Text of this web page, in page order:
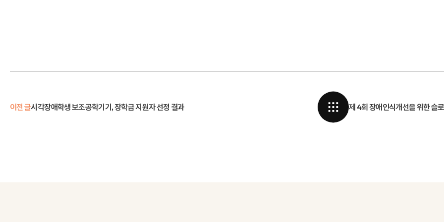
이전 글시각장애학생 보조공학기기, 장학금 지원자 선정 결과 제 4회 장애인식개선을 위한 슬